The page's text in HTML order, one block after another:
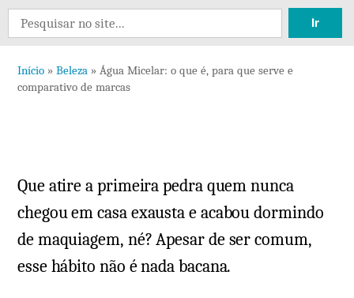
6
Água
para
que
serve
comparativo
Search
for:
Início » Beleza » Água Micelar: o que é, para que serve e
comparativo de marcas
Que atire a primeira pedra quem nunca
chegou em casa exausta e acabou dormindo
de maquiagem, né? Apesar de ser comum,
esse hábito não é nada bacana.